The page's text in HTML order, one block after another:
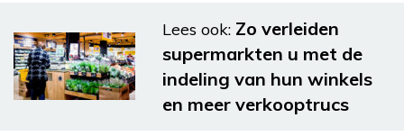
Lees ook: Zo verleiden
supermarkten u met de
indeling van hun winkels
en meer verkooptrucs